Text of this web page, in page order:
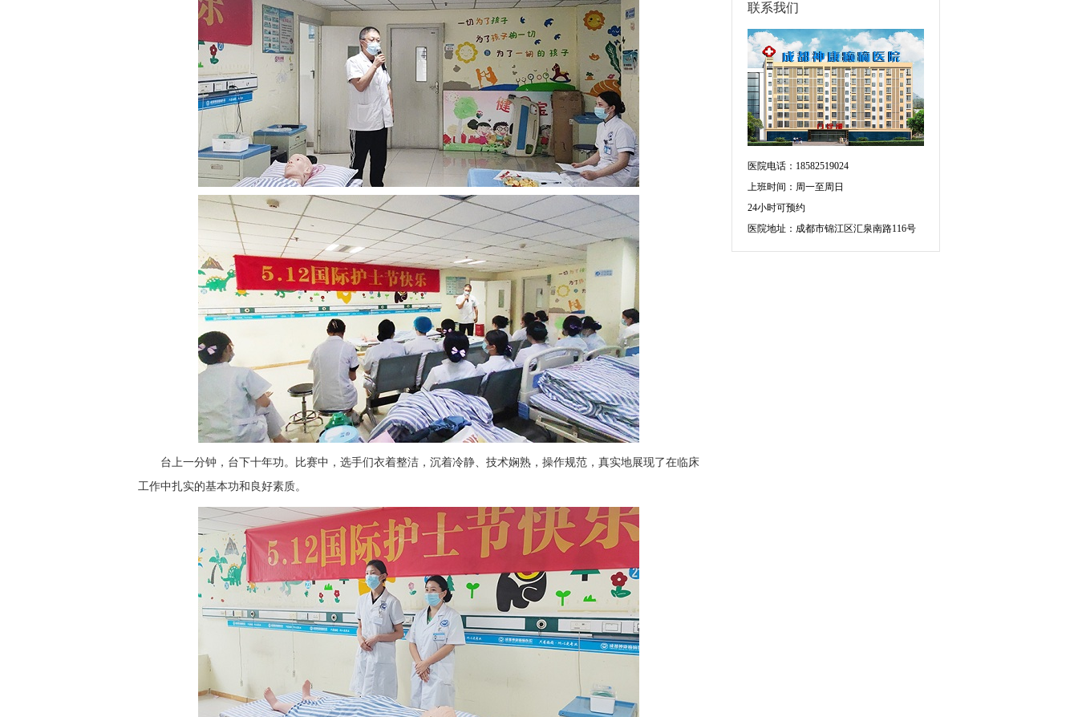
台上一分钟，台下十年功。比赛中，选手们衣着整洁，沉着冷静、技术娴熟，操作规范，真实地展现了在临床
工作中扎实的基本功和良好素质。
联系我们
医院电话：18582519024
上班时间：周一至周日
24小时可预约
医院地址：成都市锦江区汇泉南路116号